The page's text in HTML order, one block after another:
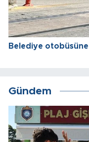
Belediye
Gündem